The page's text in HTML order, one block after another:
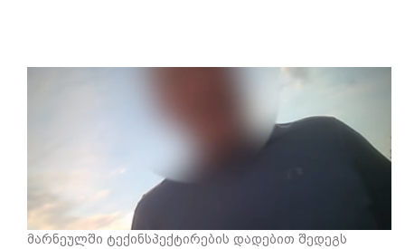
მარნეულში ტექინსპექტირების დადებით შედეგს